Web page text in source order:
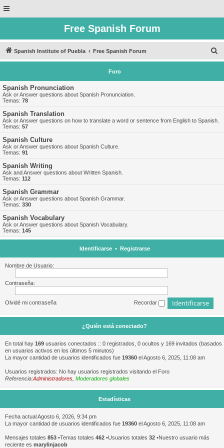
Free Spanish Forum
Spanish Institute of Puebla Free Spanish Forum
u
Foro
Spanish Pronunciation
Ask or Answer questions about Spanish Pronunciation.
Temas: 78
Spanish Translation
Ask or Answer questions on how to translate a word or sentence from English to Spanish.
Temas: 57
Spanish Culture
Ask or Answer questions about Spanish Culture.
Temas: 91
Spanish Writing
Ask and Answer questions about Written Spanish.
Temas: 112
Spanish Grammar
Ask or Answer questions about Spanish Grammar.
Temas: 330
Spanish Vocabulary
Ask or Answer questions about Spanish Vocabulary.
Temas: 145
Identificarse• Registrarse
Nombre de Usuario:
Contraseña:
Olvidé mi contraseña Recordar
¿Quién está conectado?
En total hay 169 usuarios conectados :: 0 registrados, 0 ocultos y 169 invitados (basados
en usuarios activos en los últimos 5 minutos)
La mayor cantidad de usuarios identificados fue 19360 el Agosto 6, 2025, 11:08 am
Usuarios registrados: No hay usuarios registrados visitando el Foro
Referencia:Administradores Moderadores globales
Estadísticas
Fecha actual Agosto 6, 2026, 9:34 pm
La mayor cantidad de usuarios identificados fue 19360 el Agosto 6, 2025, 11:08 am
Mensajes totales 853 •Temas totales 462 •Usuarios totales 32 •Nuestro usuario más
reciente es marylinjacob